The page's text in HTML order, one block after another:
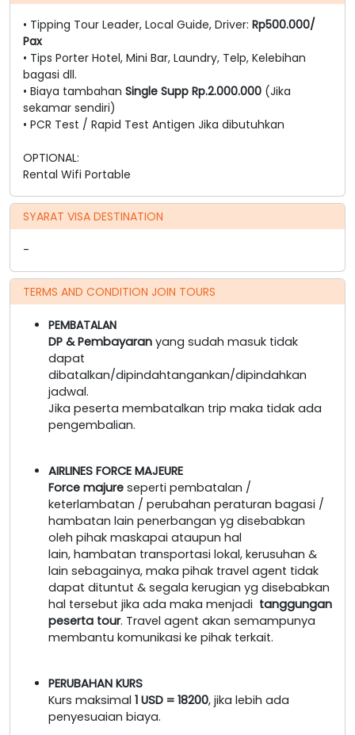
• Tipping Tour Leader, Local Guide, Driver: Rp500.000/
Pax
• Tips Porter Hotel, Mini Bar, Laundry, Telp, Kelebihan
bagasi dll.
• Biaya tambahan Single Supp Rp.2.000.000 (Jika
sekamar sendiri)
• PCR Test / Rapid Test Antigen Jika dibutuhkan
OPTIONAL:
Rental Wifi Portable
SYARAT VISA DESTINATION
-
TERMS AND CONDITION JOIN TOURS
PEMBATALAN
DP & Pembayaran yang sudah masuk tidak
dapat
dibatalkan/dipindahtangankan/dipindahkan
jadwal.
Jika peserta membatalkan trip maka tidak ada
pengembalian.
AIRLINES FORCE MAJEURE
Force majure seperti pembatalan /
keterlambatan / perubahan peraturan bagasi /
hambatan lain penerbangan yg disebabkan
oleh pihak maskapai ataupun hal
lain, hambatan transportasi lokal, kerusuhan &
lain sebagainya, maka pihak travel agent tidak
dapat dituntut & segala kerugian yg disebabkan
hal tersebut jika ada maka menjadi tanggungan
peserta tour. Travel agent akan semampunya
membantu komunikasi ke pihak terkait.
PERUBAHAN KURS
Kurs maksimal 1 USD = 18200, jika lebih ada
penyesuaian biaya.